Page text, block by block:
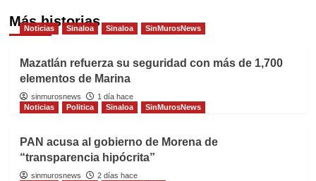
Más historias
Noticias Sinaloa Sinaloa SinMurosNews
Mazatlán refuerza su seguridad con más de 1,700
elementos de Marina
sinmurosnews
1 día hace
Noticias
Politica Sinaloa SinMurosNews
PAN acusa al gobierno de Morena de
“transparencia hipócrita”
sinmurosnews
2 días hace